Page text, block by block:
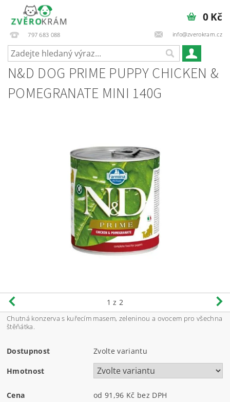
797 683 088 info@zverokram.cz
0 Kč
N&D DOG PRIME PUPPY CHICKEN &
POMEGRANATE MINI 140G
1 z 2
Chutná konzerva s kuřecím masem, zeleninou a ovocem pro všechna
štěňátka.
Dostupnost Zvolte variantu
Hmotnost
Cena od 91,96 Kč bez DPH